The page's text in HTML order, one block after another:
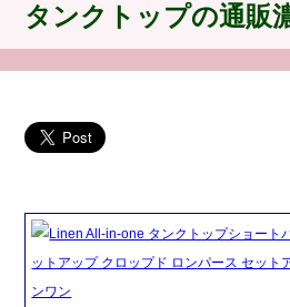
タンクトップの通販
Linen All-in-one タンクトップショート
ットアップ クロップド ロンパース セット
ンワン